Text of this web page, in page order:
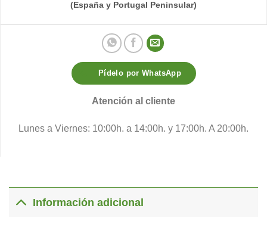
(España y Portugal Peninsular)
Pídelo por WhatsApp
Atención al cliente
Lunes a Viernes: 10:00h. a 14:00h. y 17:00h. A 20:00h.
Información adicional